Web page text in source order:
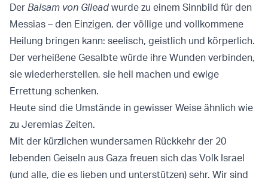
Der Balsam von Gileadwurde zu einem Sinnbild für den
Messias – den Einzigen, der völlige und vollkommene
Heilung bringen kann: seelisch, geistlich und körperlich.
Der verheißene Gesalbte würde ihre Wunden verbinden,
sie wiederherstellen, sie heil machen und ewige
Errettung schenken.
Heute sind die Umstände in gewisser Weise ähnlich wie
zu Jeremias Zeiten.
Mit der kürzlichen wundersamen Rückkehr der 20
lebenden Geiseln aus Gaza freuen sich das Volk Israel
(und alle, die es lieben und unterstützen) sehr. Wir sind